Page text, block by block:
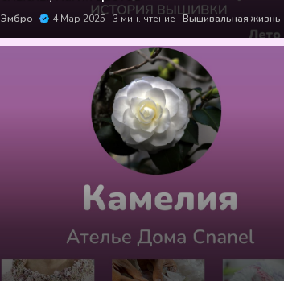
Эмбро 4 Мар 2025 3 мин. чтение Вышивальная жизнь